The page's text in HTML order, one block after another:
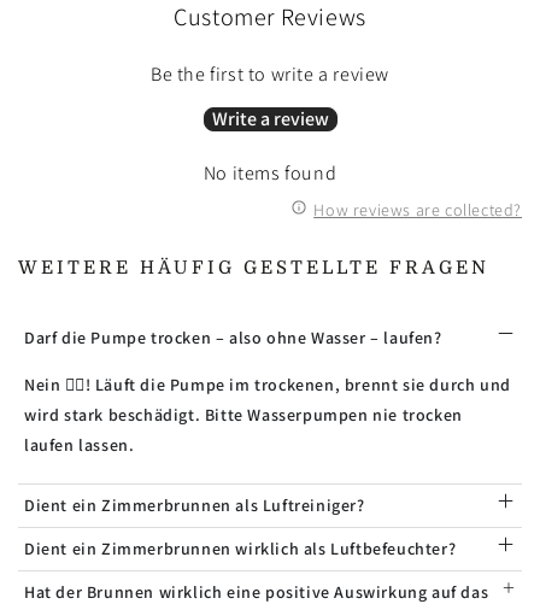
Customer Reviews
Be the first to write a review
Write a review
No items found
How reviews are collected?
WEITERE HÄUFIG GESTELLTE FRAGEN
Darf die Pumpe trocken – also ohne Wasser – laufen?
Nein 🙅‍♂️! Läuft die Pumpe im trockenen, brennt sie durch und
wird stark beschädigt. Bitte Wasserpumpen nie trocken
laufen lassen.
Dient ein Zimmerbrunnen als Luftreiniger?
Dient ein Zimmerbrunnen wirklich als Luftbefeuchter?
Hat der Brunnen wirklich eine positive Auswirkung auf das